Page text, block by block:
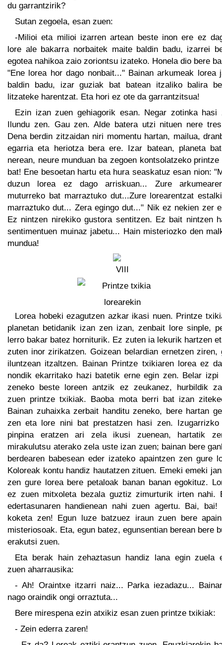
du garrantzirik?
Sutan zegoela, esan zuen:
-Milioi eta milioi izarren artean beste inon ere ez
lore ale bakarra norbaitek maite baldin badu, izarrei
egotea nahikoa zaio zoriontsu izateko. Honela dio bere
"Ene lorea hor dago nonbait..." Bainan arkumeak lorea
baldin badu, izar guziak bat batean itzaliko balira
litzateke harentzat. Eta hori ez ote da garrantzitsua!
Ezin izan zuen gehiagorik esan. Negar zotinka hasi
Ilundu zen. Gau zen. Alde batera utzi nituen nere
Dena berdin zitzaidan niri momentu hartan, mailua,
egarria eta heriotza bera ere. Izar batean, planeta
nerean, neure munduan ba zegoen kontsolatzeko
bat! Ene besoetan hartu eta hura seaskatuz esan nion:
duzun lorea ez dago arriskuan... Zure
muturreko bat marraztuko dut...Zure lorearentzat
marraztuko dut... Zera egingo dut..." Nik ez nekien zer
Ez nintzen nirekiko gustora sentitzen. Ez bait nintzen
sentimentuen muinaz jabetu... Hain misteriozko den
mundua!
Lorea hobeki ezagutzen azkar ikasi nuen. Printze
planetan betidanik izan zen izan, zenbait lore sinple,
lerro bakar batez horniturik. Ez zuten ia lekurik hartzen
zuten inor zirikatzen. Goizean belardian ernetzen ziren,
iluntzean itzaltzen. Bainan Printze txikiaren lorea ez
nondik ekarritako hazi batetik erne egin zen. Belar izpi
zeneko beste loreen antzik ez zeukanez, hurbildik
zuen printze txikiak. Baoba mota berri bat izan
Bainan zuhaixka zerbait handitu zeneko, bere hartan
zen eta lore nini bat prestatzen hasi zen. Izugarrizko
pinpina eratzen ari zela ikusi zuenean, hartatik
mirakulutsu aterako zela uste izan zuen; bainan bere
berdearen babesean eder izateko apaintzen zen gure
Koloreak kontu handiz hautatzen zituen. Emeki emeki
zen gure lorea bere petaloak banan banan egokituz.
ez zuen mitxoleta bezala guztiz zimurturik irten nahi.
edertasunaren handienean nahi zuen agertu. Bai, bai!
koketa zen! Egun luze batzuez iraun zuen bere
misteriosoak. Eta, egun batez, egunsentian berean bere
erakutsi zuen.
Eta berak hain zehaztasun handiz lana egin zuela
zuen aharrausika:
- Ah! Oraintxe itzarri naiz... Parka iezadazu...
nago oraindik ongi orraztuta...
Bere mirespena ezin atxikiz esan zuen printze txikiak:
- Zein ederra zaren!